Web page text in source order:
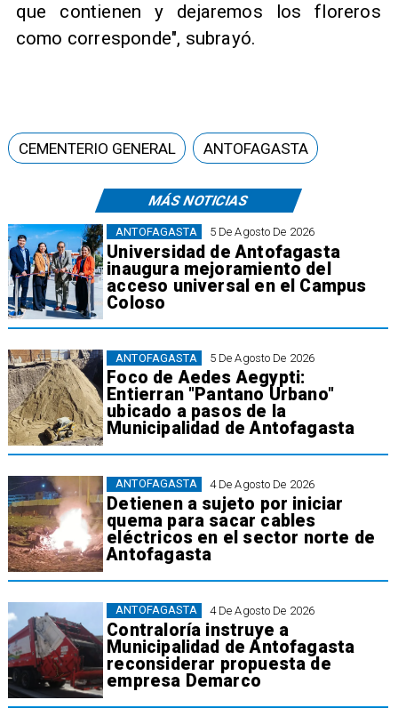
que contienen y dejaremos los floreros
como corresponde", subrayó.
MÁS NOTICIAS
5 De Agosto De 2026
Universidad de Antofagasta
inaugura mejoramiento del
acceso universal en el Campus
Coloso
ANTOFAGASTA
5 De Agosto De 2026
Foco de Aedes Aegypti:
Entierran "Pantano Urbano"
ubicado a pasos de la
Municipalidad de Antofagasta
ANTOFAGASTA
4 De Agosto De 2026
Detienen a sujeto por iniciar
quema para sacar cables
eléctricos en el sector norte de
Antofagasta
ANTOFAGASTA
4 De Agosto De 2026
Contraloría instruye a
Municipalidad de Antofagasta
reconsiderar propuesta de
empresa Demarco
ANTOFAGASTA
CEMENTERIO GENERAL ANTOFAGASTA